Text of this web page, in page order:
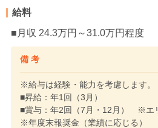
給料
■月収 24.3万円～31.0万円程度
備 考
※給与は経験・能力を考慮します。
■昇給：年1回（3月）
■賞与：年2回（7月・12月） ※エ
※年度末報奨金（業績に応じる）